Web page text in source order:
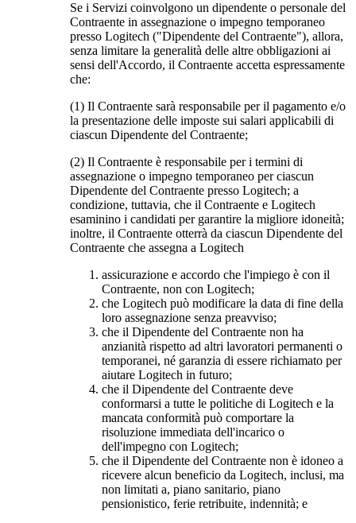
Se i Servizi coinvolgono un dipendente o personale del
Contraente in assegnazione o impegno temporaneo
presso Logitech ("Dipendente del Contraente"), allora,
senza limitare la generalità delle altre obbligazioni ai
sensi dell'Accordo, il Contraente accetta espressamente
che:
(1) Il Contraente sarà responsabile per il pagamento e/o
la presentazione delle imposte sui salari applicabili di
ciascun Dipendente del Contraente;
(2) Il Contraente è responsabile per i termini di
assegnazione o impegno temporaneo per ciascun
Dipendente del Contraente presso Logitech; a
condizione, tuttavia, che il Contraente e Logitech
esaminino i candidati per garantire la migliore idoneità;
inoltre, il Contraente otterrà da ciascun Dipendente del
Contraente che assegna a Logitech
assicurazione e accordo che l'impiego è con il
Contraente, non con Logitech;
che Logitech può modificare la data di fine della
loro assegnazione senza preavviso;
che il Dipendente del Contraente non ha
anzianità rispetto ad altri lavoratori permanenti o
temporanei, né garanzia di essere richiamato per
aiutare Logitech in futuro;
che il Dipendente del Contraente deve
conformarsi a tutte le politiche di Logitech e la
mancata conformità può comportare la
risoluzione immediata dell'incarico o
dell'impegno con Logitech;
che il Dipendente del Contraente non è idoneo a
ricevere alcun beneficio da Logitech, inclusi, ma
non limitati a, piano sanitario, piano
pensionistico, ferie retribuite, indennità; e